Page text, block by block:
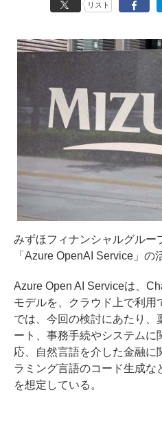
リスト
みずほフィナンシャルグルー
「Azure OpenAI Service」の
Azure Open AI Serviceは、
モデルを、クラウド上で利用
では、今回の検討にあたり、
ート、事務手続やシステムに
応、自然言語を介した金融に
ラミング言語のコード生成な
を想定している。